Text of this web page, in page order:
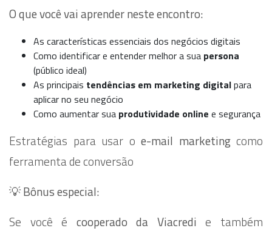
O que você vai aprender neste encontro:
As características essenciais dos negócios digitais
Como identificar e entender melhor a sua persona
(público ideal)
As principais tendências em marketing digitalpara
aplicar no seu negócio
Como aumentar sua produtividade online e segurança
Estratégias para usar o e-mail marketingcomo
ferramenta de conversão
💡 Bônus especial:
Se você é cooperado da Viacredi e também